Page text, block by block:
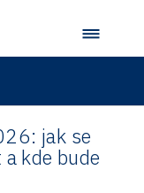
jak se
kde bude